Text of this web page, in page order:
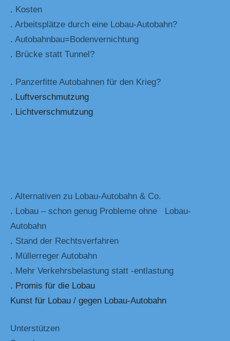
. Kosten
. Arbeitsplätze durch eine Lobau-Autobahn?
. Autobahnbau=Bodenvernichtung
. Brücke statt Tunnel?
. Panzerfitte Autobahnen für den Krieg?
. Luftverschmutzung
. Lichtverschmutzung
. Alternativen zu Lobau-Autobahn & Co.
. Lobau – schon genug Probleme ohne Lobau-
Autobahn
. Stand der Rechtsverfahren
. Müllerreger Autobahn
. Mehr Verkehrsbelastung statt -entlastung
. Promis für die Lobau
Kunst für Lobau / gegen Lobau-Autobahn
Unterstützen